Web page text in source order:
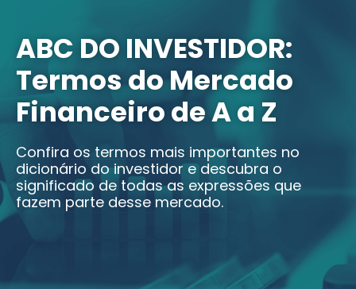
ABC DO INVESTIDOR:
Termos do Mercado
Financeiro de A a Z
Confira os termos mais importantes no
dicionário do investidor e descubra o
significado de todas as expressões que
fazem parte desse mercado.